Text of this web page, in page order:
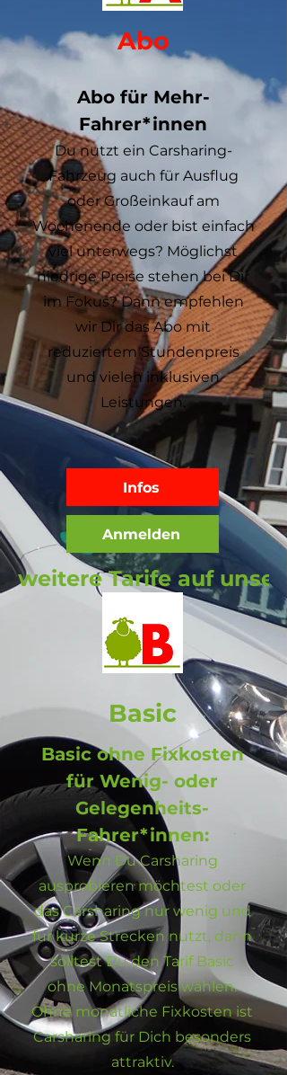
Abo
Abo für Mehr-
Fahrer*innen
Du nutzt ein Carsharing-
Fahrzeug auch für Ausflug
oder Großeinkauf am
Wochenende oder bist einfach
viel unterwegs? Möglichst
niedrige Preise stehen bei Dir
im Fokus? Dann empfehlen
wir Dir dasAbomit
reduziertem Stundenpreis
und vielen inklusiven
Leistungen.
Infos
Anmelden
weitere Tarife auf
Basic
Basic ohne Fixkosten
für Wenig- oder
Gelegenheits-
Fahrer*innen:
Wenn Du Carsharing
ausprobieren möchtest oder
das Carsharing nur wenig und
für kurze Strecken nutzt, dann
solltest Du den Tarif Basic
ohne Monatspreis wählen.
Ohne monatliche Fixkosten ist
Carsharing für Dich besonders
attraktiv.